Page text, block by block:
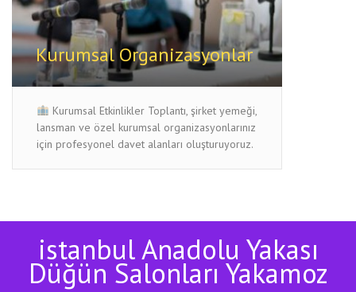
Kurumsal Organizasyonlar
Kurumsal Etkinlikler Toplantı, şirket yemeği,
lansman ve özel kurumsal organizasyonlarınız
için profesyonel davet alanları oluşturuyoruz.
istanbul Anadolu Yakası
Düğün Salonları Yakamoz